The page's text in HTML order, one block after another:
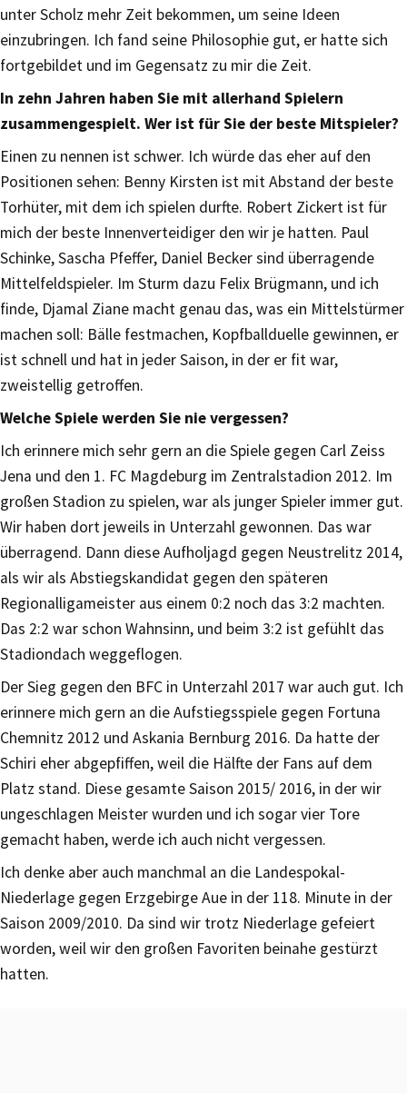
unter Scholz mehr Zeit bekommen, um seine Ideen
einzubringen. Ich fand seine Philosophie gut, er hatte sich
fortgebildet und im Gegensatz zu mir die Zeit.
In zehn Jahren haben Sie mit allerhand Spielern
zusammengespielt. Wer ist für Sie der beste Mitspieler?
Einen zu nennen ist schwer. Ich würde das eher auf den
Positionen sehen: Benny Kirsten ist mit Abstand der beste
Torhüter, mit dem ich spielen durfte. Robert Zickert ist für
mich der beste Innenverteidiger den wir je hatten. Paul
Schinke, Sascha Pfeffer, Daniel Becker sind überragende
Mittelfeldspieler. Im Sturm dazu Felix Brügmann, und ich
finde, Djamal Ziane macht genau das, was ein Mittelstürmer
machen soll: Bälle festmachen, Kopfballduelle gewinnen, er
ist schnell und hat in jeder Saison, in der er fit war,
zweistellig getroffen.
Welche Spiele werden Sie nie vergessen?
Ich erinnere mich sehr gern an die Spiele gegen Carl Zeiss
Jena und den 1. FC Magdeburg im Zentralstadion 2012. Im
großen Stadion zu spielen, war als junger Spieler immer gut.
Wir haben dort jeweils in Unterzahl gewonnen. Das war
überragend. Dann diese Aufholjagd gegen Neustrelitz 2014,
als wir als Abstiegskandidat gegen den späteren
Regionalligameister aus einem 0:2 noch das 3:2 machten.
Das 2:2 war schon Wahnsinn, und beim 3:2 ist gefühlt das
Stadiondach weggeflogen.
Der Sieg gegen den BFC in Unterzahl 2017 war auch gut. Ich
erinnere mich gern an die Aufstiegsspiele gegen Fortuna
Chemnitz 2012 und Askania Bernburg 2016. Da hatte der
Schiri eher abgepfiffen, weil die Hälfte der Fans auf dem
Platz stand. Diese gesamte Saison 2015/ 2016, in der wir
ungeschlagen Meister wurden und ich sogar vier Tore
gemacht haben, werde ich auch nicht vergessen.
Ich denke aber auch manchmal an die Landespokal-
Niederlage gegen Erzgebirge Aue in der 118. Minute in der
Saison 2009/2010. Da sind wir trotz Niederlage gefeiert
worden, weil wir den großen Favoriten beinahe gestürzt
hatten.